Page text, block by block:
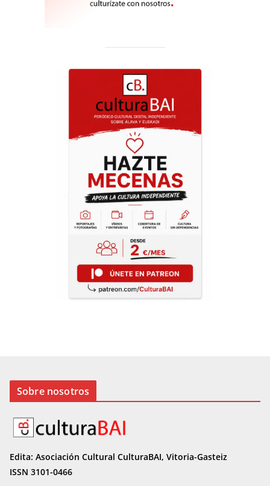
Sobre nosotros
Edita: Asociación Cultural CulturaBAI, Vitoria-Gasteiz
ISSN 3101-0466